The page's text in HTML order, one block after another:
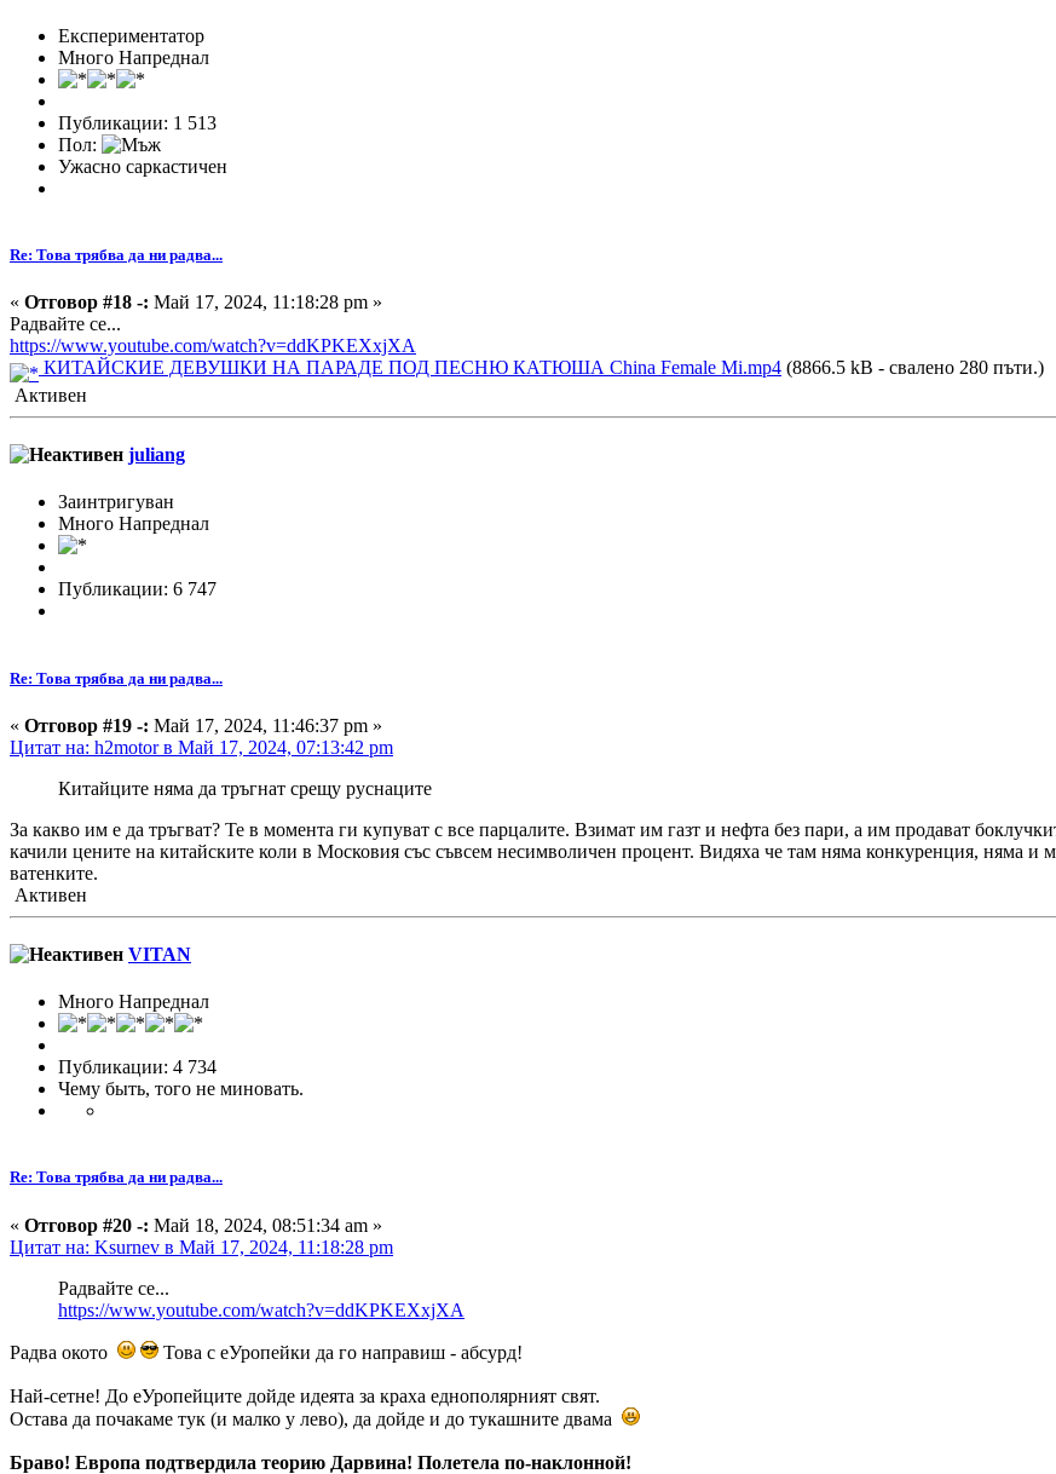
Експериментатор
Много Напреднал
Публикации: 1 513
Пол:
Ужасно саркастичен
Re: Това трябва да ни радва...
« Отговор #18 -: Май 17, 2024, 11:18:28 pm »
Радвайте се...
https://www.youtube.com/watch?v=ddKPKEXxjXA
КИТАЙСКИЕ ДЕВУШКИ НА ПАРАДЕ ПОД ПЕСНЮ КАТЮША China Female Mi.mp4 (8866.5 kB - свалено 280 пъти.)
Активен
juliang
Заинтригуван
Много Напреднал
Публикации: 6 747
Re: Това трябва да ни радва...
« Отговор #19 -: Май 17, 2024, 11:46:37 pm »
Цитат на: h2motor в Май 17, 2024, 07:13:42 pm
Китайците няма да тръгнат срещу руснаците
За какво им е да тръгват? Те в момента ги купуват с все парцалите. Взимат им газт и нефта без пари, а им продават
качили цените на китайските коли в Московия със съвсем несимволичен процент. Видяха че там няма конкуренция, няма и
ватенките.
Активен
VITAN
Много Напреднал
Публикации: 4 734
Чему быть, того не миновать.
Re: Това трябва да ни радва...
« Отговор #20 -: Май 18, 2024, 08:51:34 am »
Цитат на: Ksurnev в Май 17, 2024, 11:18:28 pm
Радвайте се...
https://www.youtube.com/watch?v=ddKPKEXxjXA
Радва окото Това с еУропейки да го направиш - абсурд!
Най-сетне! До еУропейците дойде идеята за краха еднополярният свят.
Остава да почакаме тук (и малко у лево), да дойде и до тукашните двама
Браво! Европа подтвердила теорию Дарвина! Полетела по-наклонной!